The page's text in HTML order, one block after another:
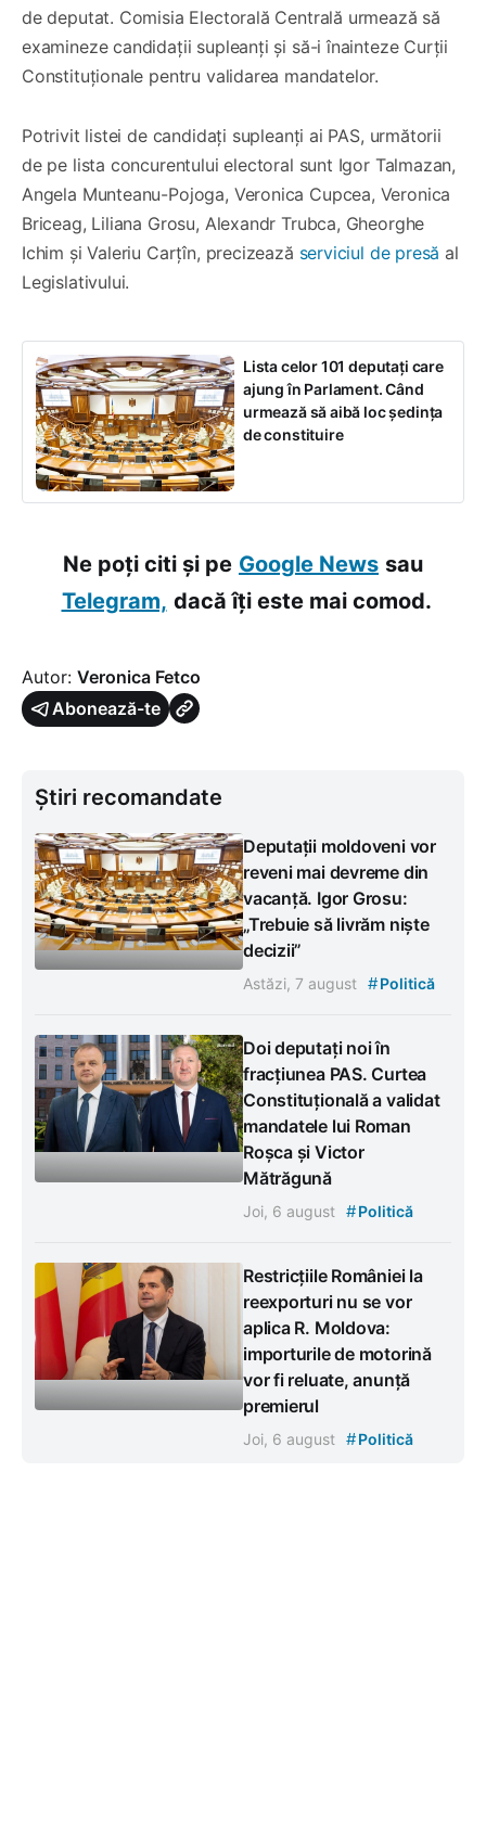
de deputat. Comisia Electorală Centrală urmează să
examineze candidații supleanți și să-i înainteze Curții
Constituționale pentru validarea mandatelor.
Potrivit listei de candidați supleanți ai PAS, următorii
de pe lista concurentului electoral sunt Igor Talmazan,
Angela Munteanu-Pojoga, Veronica Cupcea, Veronica
Briceag, Liliana Grosu, Alexandr Trubca, Gheorghe
Ichim și Valeriu Carțîn, precizează serviciul de presă al
Legislativului.
Lista celor 101 deputați care
ajung în Parlament. Când
urmează să aibă loc ședința
de constituire
Ne poți citi și pe Google News sau
Telegram, dacă îți este mai comod.
Autor: Veronica Fetco
Abonează-te
Știri recomandate
Deputații moldoveni vor
reveni mai devreme din
vacanță. Igor Grosu:
„Trebuie să livrăm niște
decizii”
Astăzi, 7 august #Politică
Doi deputați noi în
fracțiunea PAS. Curtea
Constituțională a validat
mandatele lui Roman
Roșca și Victor
Mătrăgună
Joi, 6 august #Politică
Restricțiile României la
reexporturi nu se vor
aplica R. Moldova:
importurile de motorină
vor fi reluate, anunță
premierul
Joi, 6 august #Politică